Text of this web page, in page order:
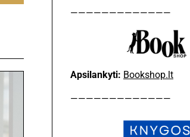
—————————————
Apsilankyti: Bookshop.lt
—————————————